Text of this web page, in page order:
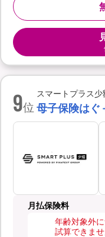
9位
スマートプラス
母子保険はぐ
月払保険料
年齢対象外に
試算できま